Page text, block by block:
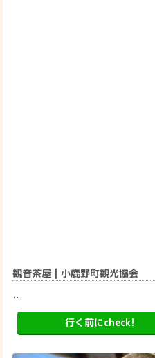
観音茶屋 | 小鹿野町観光協会
…
行く前にcheck!